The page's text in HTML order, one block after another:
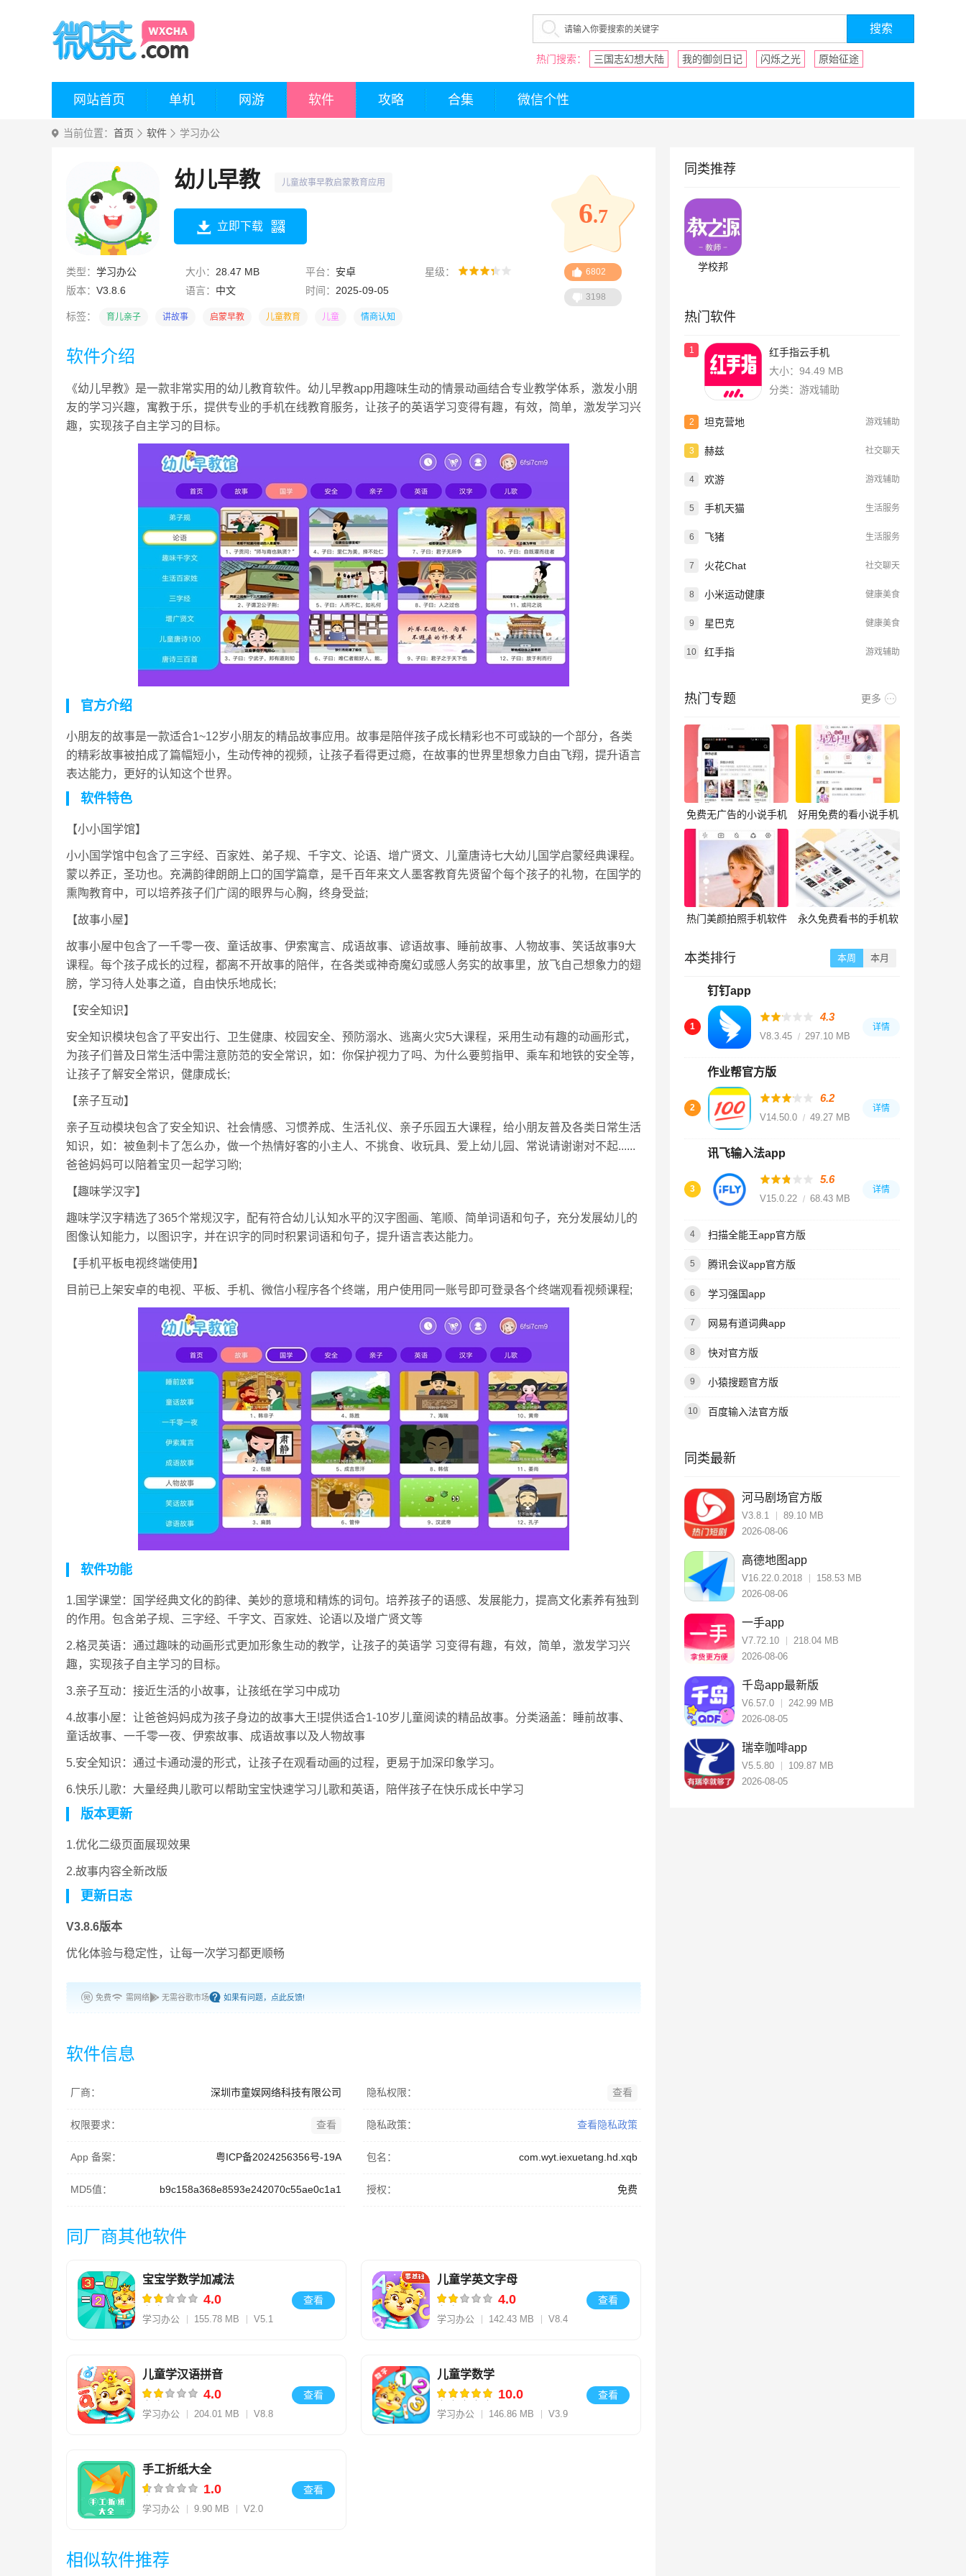
热门搜索： 三国志幻想大陆 我的御剑日记 闪烁之光 原始征途
网站首页 单机 网游 软件 攻略 合集 微信个性
当前位置： 首页 软件 学习办公
幼儿早教 儿童故事早教启蒙教育应用
立即下载
类型： 学习办公 大小： 28.47 MB 平台： 安卓
星级：
版本： V3.8.6 语言： 中文 时间： 2025-09-05
标签： 育儿亲子 讲故事 启蒙早教 儿童教育 儿童 情商认知
6.7
6802
3198
软件介绍
《幼儿早教》是一款非常实用的幼儿教育软件。幼儿早教app用趣味生动的情景动画结合专业教学体系，激发小朋
友的学习兴趣，寓教于乐，提供专业的手机在线教育服务，让孩子的英语学习变得有趣，有效，简单，激发学习兴
趣，实现孩子自主学习的目标。
官方介绍
小朋友的故事是一款适合1~12岁小朋友的精品故事应用。故事是陪伴孩子成长精彩也不可或缺的一个部分，各类
的精彩故事被拍成了篇幅短小，生动传神的视频，让孩子看得更过瘾，在故事的世界里想象力自由飞翔，提升语言
表达能力，更好的认知这个世界。
软件特色
【小小国学馆】
小小国学馆中包含了三字经、百家姓、弟子规、千字文、论语、增广贤文、儿童唐诗七大幼儿国学启蒙经典课程。
蒙以养正，圣功也。充满韵律朗朗上口的国学篇章，是千百年来文人墨客教育先贤留个每个孩子的礼物，在国学的
熏陶教育中，可以培养孩子们广阔的眼界与心胸，终身受益;
【故事小屋】
故事小屋中包含了一千零一夜、童话故事、伊索寓言、成语故事、谚语故事、睡前故事、人物故事、笑话故事9大
课程。每个孩子成长的过程，都离不开故事的陪伴，在各类或神奇魔幻或感人务实的故事里，放飞自己想象力的翅
膀，学习待人处事之道，自由快乐地成长;
【安全知识】
安全知识模块包含了平安出行、卫生健康、校园安全、预防溺水、逃离火灾5大课程，采用生动有趣的动画形式，
为孩子们普及日常生活中需注意防范的安全常识，如：你保护视力了吗、为什么要剪指甲、乘车和地铁的安全等，
让孩子了解安全常识，健康成长;
【亲子互动】
亲子互动模块包含了安全知识、社会情感、习惯养成、生活礼仪、亲子乐园五大课程，给小朋友普及各类日常生活
知识，如：被鱼刺卡了怎么办，做一个热情好客的小主人、不挑食、收玩具、爱上幼儿园、常说请谢谢对不起......
爸爸妈妈可以陪着宝贝一起学习哟;
【趣味学汉字】
趣味学汉字精选了365个常规汉字，配有符合幼儿认知水平的汉字图画、笔顺、简单词语和句子，充分发展幼儿的
图像认知能力，以图识字，并在识字的同时积累词语和句子，提升语言表达能力。
【手机平板电视终端使用】
目前已上架安卓的电视、平板、手机、微信小程序各个终端，用户使用同一账号即可登录各个终端观看视频课程;
软件功能
1.国学课堂：国学经典文化的韵律、美妙的意境和精炼的词句。培养孩子的语感、发展能力，提高文化素养有独到
的作用。包含弟子规、三字经、千字文、百家姓、论语以及增广贤文等
2.格灵英语：通过趣味的动画形式更加形象生动的教学，让孩子的英语学 习变得有趣，有效，简单，激发学习兴
趣，实现孩子自主学习的目标。
3.亲子互动：接近生活的小故事，让孩纸在学习中成功
4.故事小屋：让爸爸妈妈成为孩子身边的故事大王!提供适合1-10岁儿童阅读的精品故事。分类涵盖：睡前故事、
童话故事、一千零一夜、伊索故事、成语故事以及人物故事
5.安全知识：通过卡通动漫的形式，让孩子在观看动画的过程，更易于加深印象学习。
6.快乐儿歌：大量经典儿歌可以帮助宝宝快速学习儿歌和英语，陪伴孩子在快乐成长中学习
版本更新
1.优化二级页面展现效果
2.故事内容全新改版
更新日志
V3.8.6版本
优化体验与稳定性，让每一次学习都更顺畅
免费 需网络 无需谷歌市场 如果有问题，点此反馈!
软件信息
厂商： 深圳市童娱网络科技有限公司 隐私权限： 查看
权限要求： 查看 隐私政策： 查看隐私政策
App 备案： 粤ICP备2024256356号-19A 包名： com.wyt.iexuetang.hd.xqb
MD5值： b9c158a368e8593e242070c55ae0c1a1 授权： 免费
同厂商其他软件
宝宝学数学加减法
4.0
学习办公 155.78 MB V5.1
查看
儿童学英文字母
4.0
学习办公 142.43 MB V8.4
查看
儿童学汉语拼音
4.0
学习办公 204.01 MB V8.8
查看
儿童学数学
10.0
学习办公 146.86 MB V3.9
查看
手工折纸大全
1.0
学习办公 9.90 MB V2.0
查看
相似软件推荐
同类推荐
学校邦
热门软件
1
红手指云手机
大小：94.49 MB
分类：游戏辅助
2 坦克营地 游戏辅助
3 赫兹 社交聊天
4 欢游 游戏辅助
5 手机天猫 生活服务
6 飞猪 生活服务
7 火花Chat 社交聊天
8 小米运动健康 健康美食
9 星巴克 健康美食
10 红手指 游戏辅助
热门专题 更多
免费无广告的小说手机
好用免费的看小说手机
软件合集
热门美颜拍照手机软件
永久免费看书的手机软
本类排行 本周 本月
钉钉app
1
4.3
V8.3.45 297.10 MB
详情
作业帮官方版
2
6.2
V14.50.0 49.27 MB
详情
讯飞输入法app
3
5.6
V15.0.22 68.43 MB
详情
4 扫描全能王app官方版
5 腾讯会议app官方版
6 学习强国app
7 网易有道词典app
8 快对官方版
9 小猿搜题官方版
10 百度输入法官方版
同类最新
河马剧场官方版
V3.8.1
89.10 MB
2026-08-06
高德地图app
V16.22.0.2018
158.53 MB
2026-08-06
一手app
V7.72.10
218.04 MB
2026-08-06
千岛app最新版
V6.57.0
242.99 MB
2026-08-05
瑞幸咖啡app
V5.5.80
109.87 MB
2026-08-05